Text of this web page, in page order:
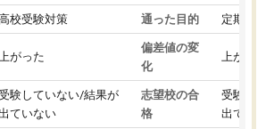
校受験対策
上がった
験していない/結果が
ていない
通った目的 定期テス
偏差値の変
化
上がった
志望校の合
格
受験して
出ていな